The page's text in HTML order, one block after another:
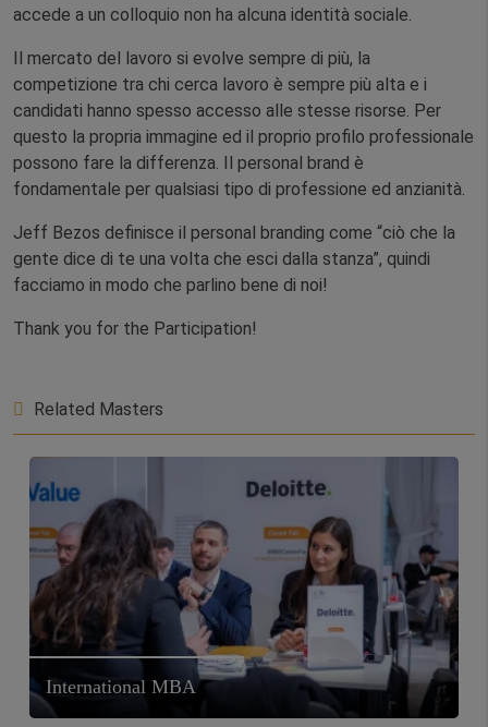
accede a un colloquio non ha alcuna identità sociale.
Il mercato del lavoro si evolve sempre di più, la
competizione tra chi cerca lavoro è sempre più alta e i
candidati hanno spesso accesso alle stesse risorse. Per
questo la propria immagine ed il proprio profilo professionale
possono fare la differenza. Il personal brand è
fondamentale per qualsiasi tipo di professione ed anzianità.
Jeff Bezos definisce il personal branding come “ciò che la
gente dice di te una volta che esci dalla stanza”, quindi
facciamo in modo che parlino bene di noi!
Thank you for the Participation!
Related Masters
International MBA